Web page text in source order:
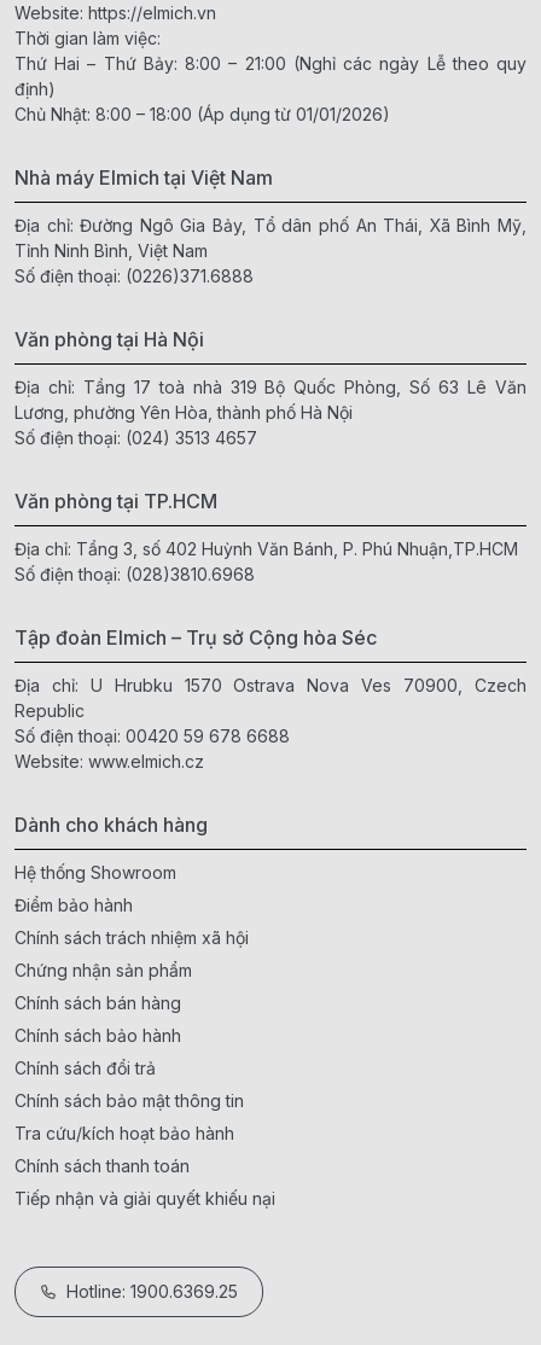
Website: https://elmich.vn
Thời gian làm việc:
Thứ Hai – Thứ Bảy: 8:00 – 21:00 (Nghỉ các ngày Lễ theo quy
định)
Chủ Nhật: 8:00 – 18:00 (Áp dụng từ 01/01/2026)
Nhà máy Elmich tại Việt Nam
Địa chỉ: Đường Ngô Gia Bảy, Tổ dân phố An Thái, Xã Bình Mỹ,
Tỉnh Ninh Bình, Việt Nam
Số điện thoại: (0226)371.6888
Văn phòng tại Hà Nội
Địa chỉ: Tầng 17 toà nhà 319 Bộ Quốc Phòng, Số 63 Lê Văn
Lương, phường Yên Hòa, thành phố Hà Nội
Số điện thoại: (024) 3513 4657
Văn phòng tại TP.HCM
Địa chỉ: Tầng 3, số 402 Huỳnh Văn Bánh, P. Phú Nhuận,TP.HCM
Số điện thoại: (028)3810.6968
Tập đoàn Elmich – Trụ sở Cộng hòa Séc
Địa chỉ: U Hrubku 1570 Ostrava Nova Ves 70900, Czech
Republic
Số điện thoại: 00420 59 678 6688
Website: www.elmich.cz
Dành cho khách hàng
Hệ thống Showroom
Điểm bảo hành
Chính sách trách nhiệm xã hội
Chứng nhận sản phẩm
Chính sách bán hàng
Chính sách bảo hành
Chính sách đổi trả
Chính sách bảo mật thông tin
Tra cứu/kích hoạt bảo hành
Chính sách thanh toán
Tiếp nhận và giải quyết khiếu nại
Hotline: 1900.6369.25